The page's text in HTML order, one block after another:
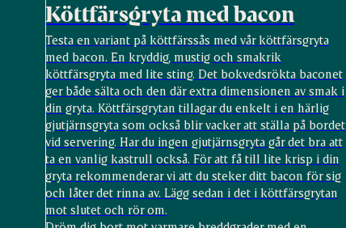
Köttfärsgryta med bacon
Testa en variant på köttfärssås med vår köttfärsgryta
med bacon. En kryddig, mustig och smakrik
köttfärsgryta med lite sting. Det bokvedsrökta baconet
ger både sälta och den där extra dimensionen av smak i
din gryta. Köttfärsgrytan tillagar du enkelt i en härlig
gjutjärnsgryta som också blir vacker att ställa på bordet
vid servering. Har du ingen gjutjärnsgryta går det bra att
ta en vanlig kastrull också. För att få till lite krisp i din
gryta rekommenderar vi att du steker ditt bacon för sig
och låter det rinna av. Lägg sedan i det i köttfärsgrytan
mot slutet och rör om.